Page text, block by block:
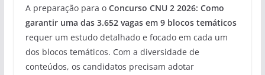
A preparação para o Concurso CNU 2 2026: Como
garantir uma das 3.652 vagas em 9 blocos temáticos
requer um estudo detalhado e focado em cada um
dos blocos temáticos. Com a diversidade de
conteúdos, os candidatos precisam adotar